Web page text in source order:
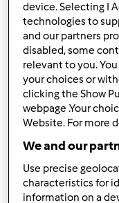
ciao a tutti, sono
presentatrice bimby,
un altro nick, ora
sarò più presente
nostre avventure
ciao.
Accedio
device. Selecting I
technologies to
and our partners
disabled, some
relevant to you.
your choices or
clicking the Show
webpage .Your
Website. For more
We and our
Use precise
characteristics for
information on a